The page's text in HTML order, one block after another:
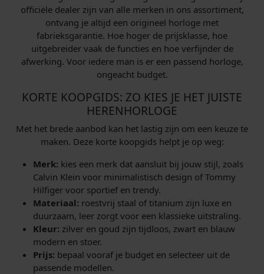
officiële dealer zijn van alle merken in ons assortiment,
ontvang je altijd een origineel horloge met
fabrieksgarantie. Hoe hoger de prijsklasse, hoe
uitgebreider vaak de functies en hoe verfijnder de
afwerking. Voor iedere man is er een passend horloge,
ongeacht budget.
KORTE KOOPGIDS: ZO KIES JE HET JUISTE
HERENHORLOGE
Met het brede aanbod kan het lastig zijn om een keuze te
maken. Deze korte koopgids helpt je op weg:
Merk: kies een merk dat aansluit bij jouw stijl, zoals
Calvin Klein voor minimalistisch design of Tommy
Hilfiger voor sportief en trendy.
Materiaal: roestvrij staal of titanium zijn luxe en
duurzaam, leer zorgt voor een klassieke uitstraling.
Kleur: zilver en goud zijn tijdloos, zwart en blauw
modern en stoer.
Prijs: bepaal vooraf je budget en selecteer uit de
passende modellen.